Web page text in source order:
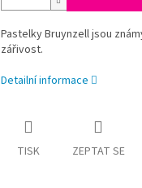
Pastelky Bruynzell jsou
zářivost.
Detailní informace
TISK ZEPTAT SE